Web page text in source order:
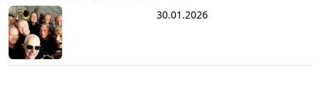
30.01.2026